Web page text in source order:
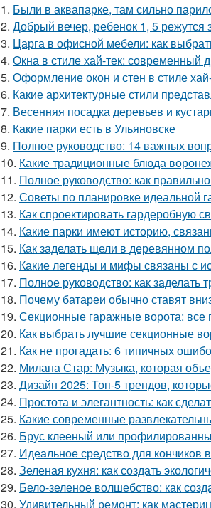
1. Были в аквапарке, там сильно
2. Добрый вечер, ребенок 1, 5 режутся
3. Царга в офисной мебели: как
4. Окна в стиле хай-тек: современный
5. Оформление окон и стен в стиле
6. Какие архитектурные стили
7. Весенняя посадка деревьев и
8. Какие парки есть в Ульяновске
9. Полное руководство: 14 важных
10. Какие традиционные блюда
11. Полное руководство: как
12. Советы по планировке идеальной
13. Как спроектировать гардеробную
14. Какие парки имеют историю,
15. Как заделать щели в деревянном
16. Какие легенды и мифы связаны с
17. Полное руководство: как
18. Почему батареи обычно ставят
19. Секционные гаражные ворота:
20. Как выбрать лучшие секционные
21. Как не прогадать: 6 типичных
22. Милана Стар: Музыка, которая
23. Дизайн 2025: Топ-5 трендов,
24. Простота и элегантность: как
25. Какие современные
26. Брус клееный или
27. Идеальное средство для кончиков
28. Зеленая кухня: как создать
29. Бело-зеленое волшебство: как
30. Удивительный ремонт: как